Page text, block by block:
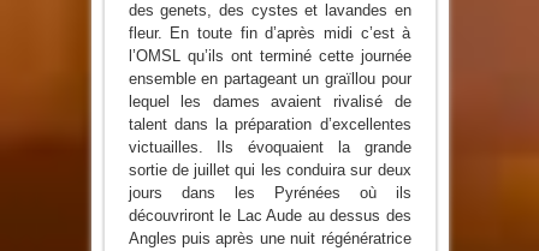
des genets, des cystes et lavandes en
fleur. En toute fin d’après midi c’est à
l’OMSL qu’ils ont terminé cette journée
ensemble en partageant un graïllou pour
lequel les dames avaient rivalisé de
talent dans la préparation d’excellentes
victuailles. Ils évoquaient la grande
sortie de juillet qui les conduira sur deux
jours dans les Pyrénées où ils
découvriront le Lac Aude au dessus des
Angles puis après une nuit régénératrice